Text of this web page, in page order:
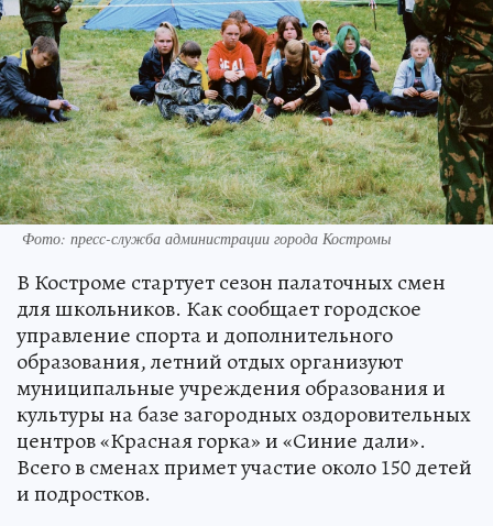
Фото: пресс-служба администрации города Костромы
В Костроме стартует сезон палаточных смен
для школьников. Как сообщает городское
управление спорта и дополнительного
образования, летний отдых организуют
муниципальные учреждения образования и
культуры на базе загородных оздоровительных
центров «Красная горка» и «Синие дали».
Всего в сменах примет участие около 150 детей
и подростков.